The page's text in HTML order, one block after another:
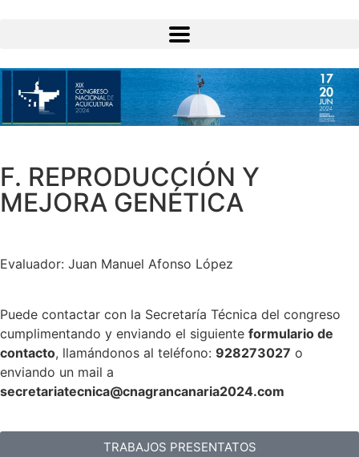
F. REPRODUCCIÓN Y
MEJORA GENÉTICA
Evaluador: Juan Manuel Afonso López
Puede contactar con la Secretaría Técnica del congreso
cumplimentando y enviando el siguiente formulario de
contacto, llamándonos al teléfono: 928273027 o
enviando un mail a
secretariatecnica@cnagrancanaria2024.com
TRABAJOS PRESENTATOS